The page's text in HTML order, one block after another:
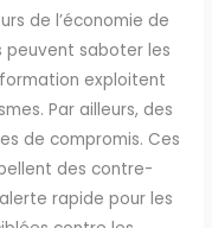
de l’économie de
peuvent saboter les
exploitent
Par ailleurs, des
de compromis. Ces
des contre-
rapide pour les